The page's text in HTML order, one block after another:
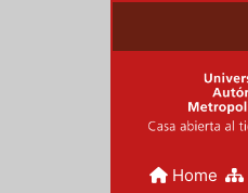
Home